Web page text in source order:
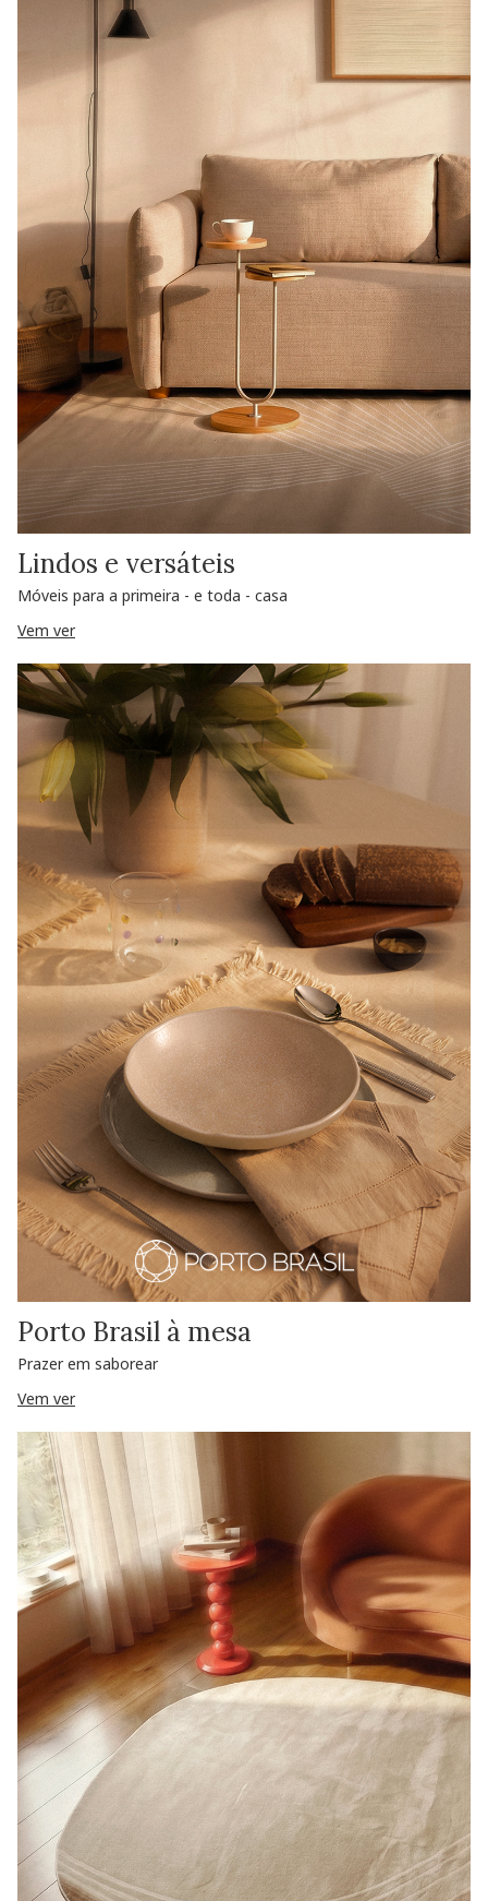
Lindos e versáteis
Móveis para a primeira - e toda - casa
Vem ver
Porto Brasil à mesa
Prazer em saborear
Vem ver